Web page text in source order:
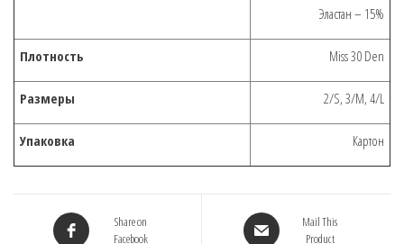
Эластан – 15%
Плотность Miss 30 Den
Размеры 2/S, 3/M, 4/L
Упаковка Картон
Share on
Facebook
Mail This
Product